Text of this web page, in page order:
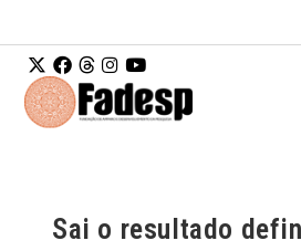
conteúdo
Sai o resultado